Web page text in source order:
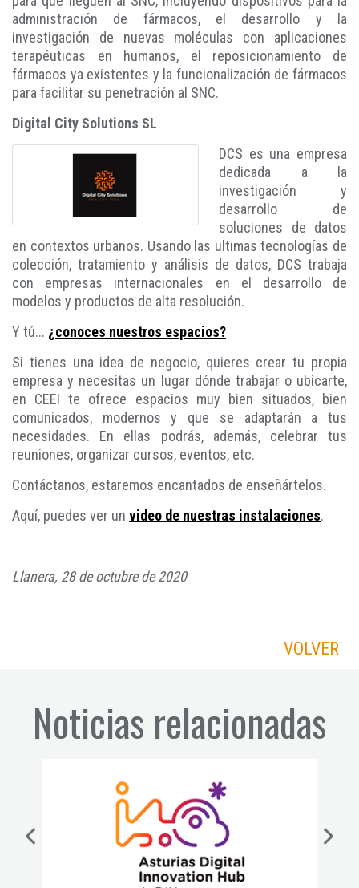
administración de fármacos, el desarrollo y la
investigación de nuevas moléculas con aplicaciones
terapéuticas en humanos, el reposicionamiento de
fármacos ya existentes y la funcionalización de fármacos
para facilitar su penetración al SNC.
Digital City Solutions SL
DCS es una empresa
dedicada a la
investigación y
desarrollo de
soluciones de datos
en contextos urbanos. Usando las ultimas tecnologías de
colección, tratamiento y análisis de datos, DCS trabaja
con empresas internacionales en el desarrollo de
modelos y productos de alta resolución.
Y tú... ¿conoces nuestros espacios?
Si tienes una idea de negocio, quieres crear tu propia
empresa y necesitas un lugar dónde trabajar o ubicarte,
en CEEI te ofrece espacios muy bien situados, bien
comunicados, modernos y que se adaptarán a tus
necesidades. En ellas podrás, además, celebrar tus
reuniones, organizar cursos, eventos, etc.
Contáctanos, estaremos encantados de enseñártelos.
Aquí, puedes ver un video de nuestras instalaciones.
Llanera, 28 de octubre de 2020
VOLVER
Noticias relacionadas